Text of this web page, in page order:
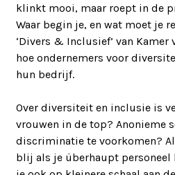
klinkt mooi, maar roept in de
Waar begin je, en wat moet je
‘Divers & Inclusief’ van Kamer
hoe ondernemers voor
hun bedrijf.
Over diversiteit en inclusie is
vrouwen in de top? Anonieme
discriminatie te voorkomen?
blij als je überhaupt personeel